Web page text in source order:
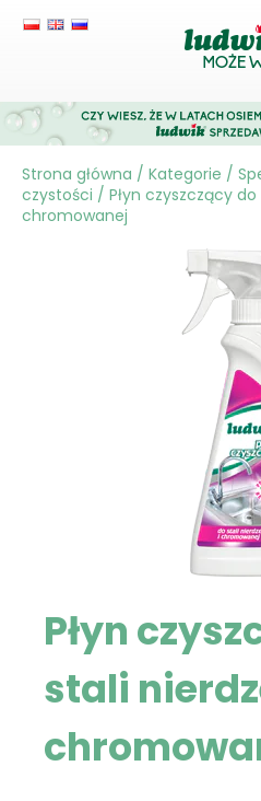
Strona główna / Kategorie /
czystości / Płyn czyszczący
chromowanej
Płyn
stali